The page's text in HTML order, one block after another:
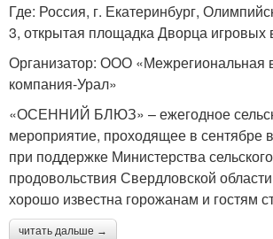
Где: Россия, г. Екатеринбург,
3, открытая площадка Дворца игровых
Организатор: ООО «Межрегиональная
компания-Урал»
«ОСЕННИЙ БЛЮЗ» – ежегодное
мероприятие, проходящее в сентябре
при поддержке Министерства
продовольствия Свердловской
хорошо известна горожанам и гостям
читать дальше →